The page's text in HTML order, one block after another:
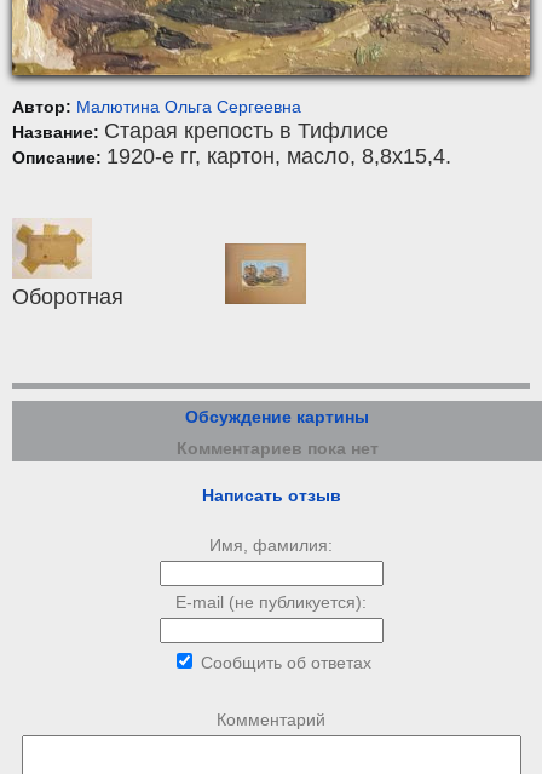
Автор: Малютина Ольга Сергеевна
Название: Старая крепость в Тифлисе
Описание: 1920-е гг, картон, масло, 8,8x15,4.
Оборотная
Обсуждение картины
Комментариев пока нет
Написать отзыв
Имя, фамилия:
E-mail (не публикуется):
Сообщить об ответах
Комментарий